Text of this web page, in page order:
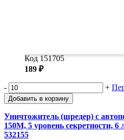
Код 151705
189 ₽
- +
Добавить в корзину
Уничтожитель (шредер) с
150M, 5 уровень секретности, 6
532155